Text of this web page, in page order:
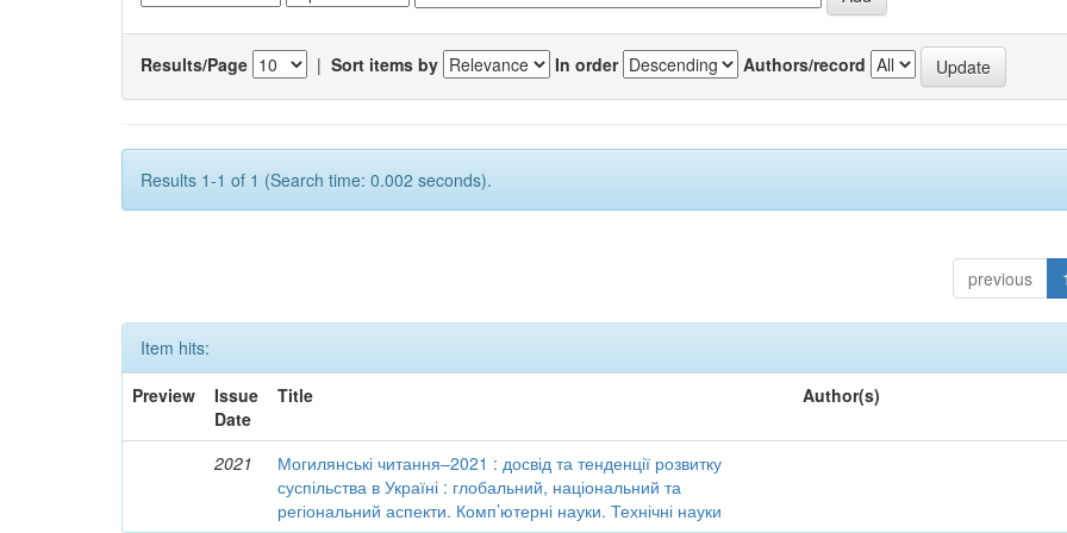
Results/Page | Sort items by In order Authors/record
Results 1-1 of 1 (Search time: 0.002 seconds).
previous 1
Item hits:
Preview
Issue
Date
Title Author(s)
2021
Могилянські читання–2021 : досвід та тенденції розвитку
суспільства в Україні : глобальний, національний та
регіональний аспекти. Комп’ютерні науки. Технічні науки